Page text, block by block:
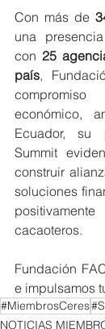
Con más de
una
con 25
país,
económico,
Ecuador, su
Summit
construir
soluciones
cacaoteros.
Fundación
e impulsamos
#MiembrosCeres
NOTICIAS